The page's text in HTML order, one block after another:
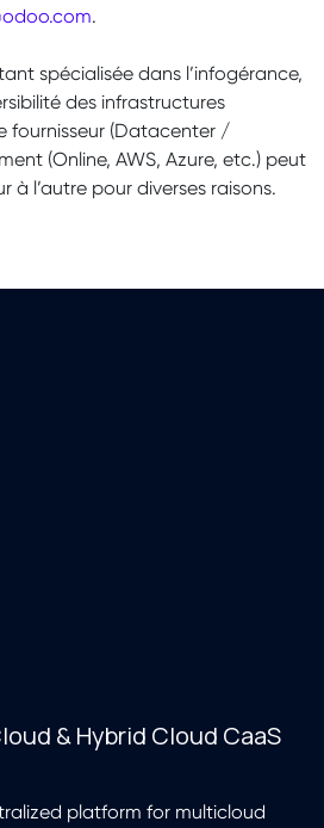
.
spécialisée dans l’infogérance,
des infrastructures
fournisseur (Datacenter /
(Online, AWS, Azure, etc.) peut
à l’autre pour diverses raisons.
& Hybrid Cloud CaaS
platform for multicloud